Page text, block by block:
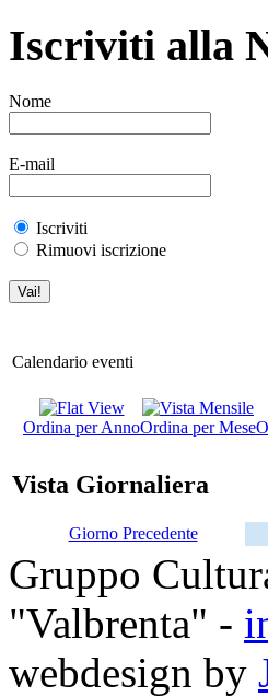
Iscriviti alla
Nome
E-mail
Iscriviti
Rimuovi iscrizione
Calendario eventi
Ordina per AnnoOrdina per Mese
Vista Giornaliera
Giorno Precedente
Gruppo
"Valbrenta" -
webdesign by